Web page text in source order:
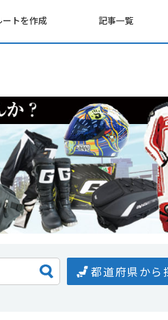
ートを作成 記事一覧
都道府県から